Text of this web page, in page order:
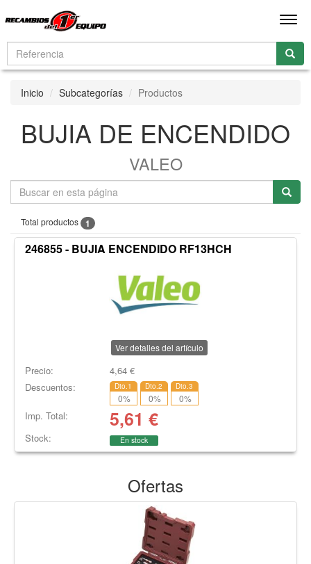
Inicio Subcategorías Productos
BUJIA DE ENCENDIDO
VALEO
Total productos 1
246855 - BUJIA ENCENDIDO RF13HCH
Ver detalles del artículo
Precio: 4,64€
Descuentos:
Dto.1
0%
Dto.2
0%
Dto.3
0%
Imp. Total: 5,61 €
Stock: En stock
Ofertas